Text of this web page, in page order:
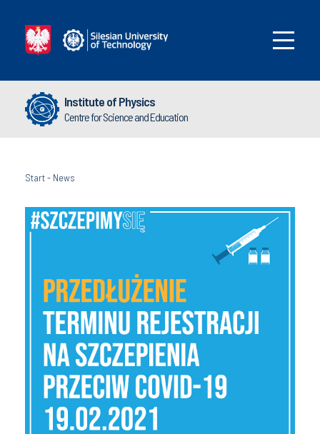
Institute of Physics
Centre for Science and Education
Start- News